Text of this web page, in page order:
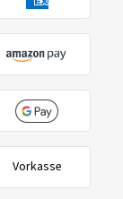
Vorkasse